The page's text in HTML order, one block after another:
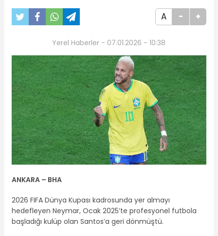
A - +
Yerel Haberler - 07.01.2026 - 10:38
ANKARA – BHA
2026 FIFA Dünya Kupası kadrosunda yer almayı
hedefleyen Neymar, Ocak 2025’te profesyonel futbola
başladığı kulüp olan Santos’a geri dönmüştü.